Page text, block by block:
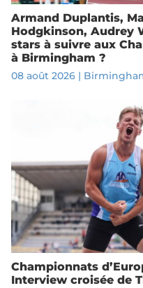
Armand Duplantis,
Hodgkinson, Audrey
stars à suivre aux
à Birmingham ?
08 août 2026|
Championnats
Interview croisée de